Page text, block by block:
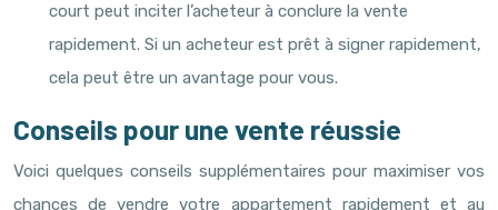
court peut inciter l’acheteur à conclure la vente
rapidement. Si un acheteur est prêt à signer rapidement,
cela peut être un avantage pour vous.
Conseils pour une vente réussie
Voici quelques conseils supplémentaires pour maximiser vos
chances de vendre votre appartement rapidement et au